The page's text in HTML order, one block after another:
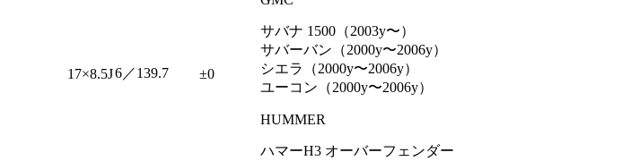
17×8.5J6／139.7 ±0
サバナ 1500（2003y〜）
サバーバン（2000y〜2006y）
シエラ（2000y〜2006y）
ユーコン（2000y〜2006y）
HUMMER
ハマーH3 オーバーフェンダー